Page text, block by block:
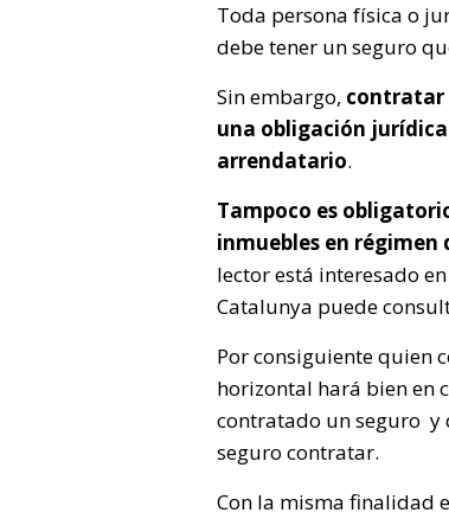
Toda persona física o
debe tener un seguro
Sin embargo, contratar
una obligación
arrendatario.
Tampoco es
inmuebles en
lector está interesado
Catalunya puede
Por consiguiente quien
horizontal hará bien en
contratado un seguro y
seguro contratar.
Con la misma finalidad